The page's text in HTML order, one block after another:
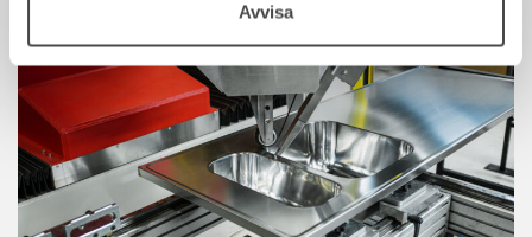
Du kan ändra eller dra tillbaka ditt samtycke när som
helst från cookie-förklaringen.
Vi använder cookies för att analysera vår trafik och lära
oss mer om hur vår hemsida används för att göra vår
hemsida bättre i framtiden.
Avvisa